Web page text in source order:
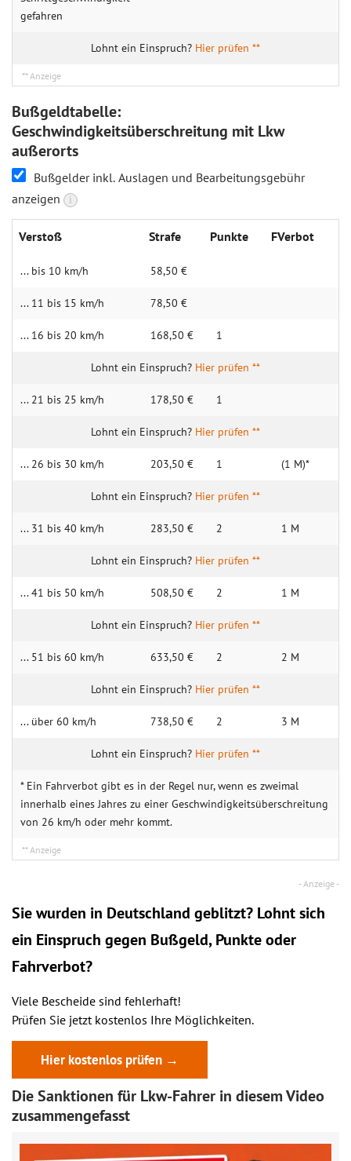
gefahren
Hier prüfen **
Bußgeldtabelle:
Geschwindigkeitsüberschreitung mit Lkw
außerorts
Bußgelder inkl. Auslagen und Bearbeitungsgebühr
anzeigen
i
Verstoß Strafe Punkte FVerbot
... bis 10 km/h 58,50 €
... 11 bis 15 km/h 78,50 €
... 16 bis 20 km/h 168,50 € 1
Hier prüfen **
... 21 bis 25 km/h 178,50 € 1
Hier prüfen **
... 26 bis 30 km/h 203,50 € 1 (1 M)*
Hier prüfen **
... 31 bis 40 km/h 283,50 € 2 1 M
Hier prüfen **
... 41 bis 50 km/h 508,50 € 2 1 M
Hier prüfen **
... 51 bis 60 km/h 633,50 € 2 2 M
Hier prüfen **
... über 60 km/h 738,50 € 2 3 M
Hier prüfen **
* Ein Fahrverbot gibt es in der Regel nur, wenn es zweimal
innerhalb eines Jahres zu einer Geschwindigkeitsüberschreitung
von 26 km/h oder mehr kommt.
Sie wurden in Deutschland geblitzt? Lohnt sich
ein Einspruch gegen Bußgeld, Punkte oder
Fahrverbot?
Viele Bescheide sind fehlerhaft!
Prüfen Sie jetzt kostenlos Ihre Möglichkeiten.
Hier kostenlos prüfen →
Die Sanktionen für Lkw-Fahrer in diesem Video
zusammengefasst